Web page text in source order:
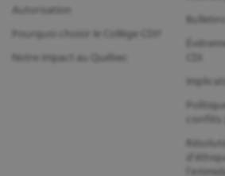
Autorisation
Pourquoi choisir le Collège CDI?
Notre impact au Québec
CDI
conflits